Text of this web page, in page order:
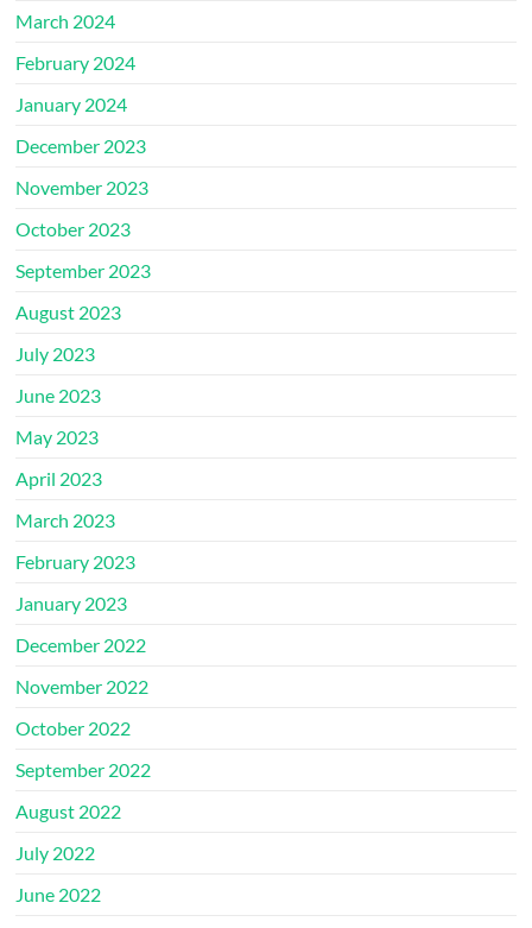
March 2024
February 2024
January 2024
December 2023
November 2023
October 2023
September 2023
August 2023
July 2023
June 2023
May 2023
April 2023
March 2023
February 2023
January 2023
December 2022
November 2022
October 2022
September 2022
August 2022
July 2022
June 2022